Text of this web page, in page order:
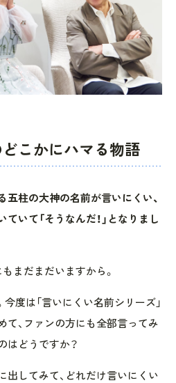
こかにハマる物語
五柱の大神の名前が言いにくい、
いて「そうなんだ！」となりまし
まだまだいますから。
度は「言いにくい名前シリーズ」
て、ファンの方にも全部言ってみ
はどうですか？
出してみて、どれだけ言いにくい